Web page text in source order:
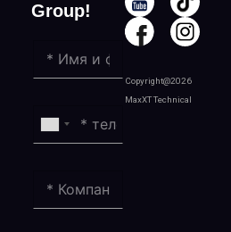
Copyright@2026
MaxXT Technical
Group!